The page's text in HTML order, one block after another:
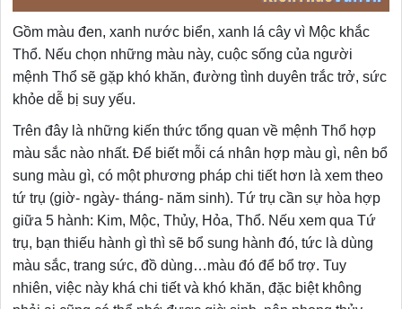
Gồm màu đen, xanh nước biển, xanh lá cây vì Mộc khắc
Thổ. Nếu chọn những màu này, cuộc sống của người
mệnh Thổ sẽ gặp khó khăn, đường tình duyên trắc trở, sức
khỏe dễ bị suy yếu.
Trên đây là những kiến thức tổng quan về mệnh Thổ hợp
màu sắc nào nhất. Để biết mỗi cá nhân hợp màu gì, nên bổ
sung màu gì, có một phương pháp chi tiết hơn là xem theo
tứ trụ (giờ- ngày- tháng- năm sinh). Tứ trụ cần sự hòa hợp
giữa 5 hành: Kim, Mộc, Thủy, Hỏa, Thổ. Nếu xem qua Tứ
trụ, bạn thiếu hành gì thì sẽ bổ sung hành đó, tức là dùng
màu sắc, trang sức, đồ dùng…màu đó để bổ trợ. Tuy
nhiên, việc này khá chi tiết và khó khăn, đặc biệt không